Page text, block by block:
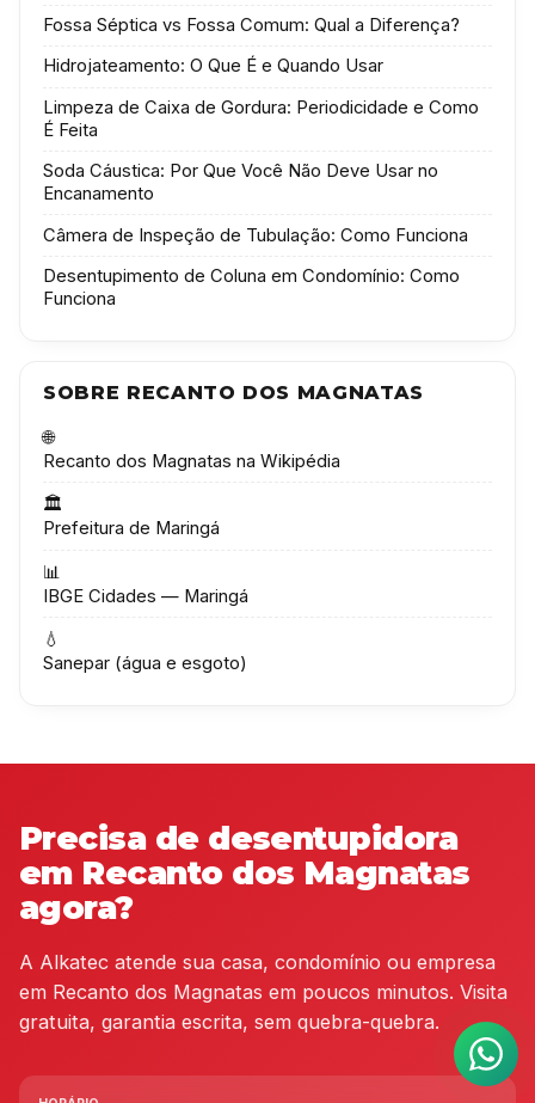
Fossa Séptica vs Fossa Comum: Qual a Diferença?
Hidrojateamento: O Que É e Quando Usar
Limpeza de Caixa de Gordura: Periodicidade e Como
É Feita
Soda Cáustica: Por Que Você Não Deve Usar no
Encanamento
Câmera de Inspeção de Tubulação: Como Funciona
Desentupimento de Coluna em Condomínio: Como
Funciona
SOBRE RECANTO DOS MAGNATAS
🌐
Recanto dos Magnatas na Wikipédia
🏛️
Prefeitura de Maringá
📊
IBGE Cidades — Maringá
💧
Sanepar (água e esgoto)
Precisa de desentupidora
em Recanto dos Magnatas
agora?
A Alkatec atende sua casa, condomínio ou empresa
em Recanto dos Magnatas em poucos minutos. Visita
gratuita, garantia escrita, sem quebra-quebra.